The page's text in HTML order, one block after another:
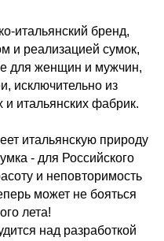
итальянский бренд,
и реализацией сумок,
для женщин и мужчин,
исключительно из
и итальянских фабрик.
итальянскую природу
- для Российского
и неповторимость
может не бояться
лета!
над разработкой